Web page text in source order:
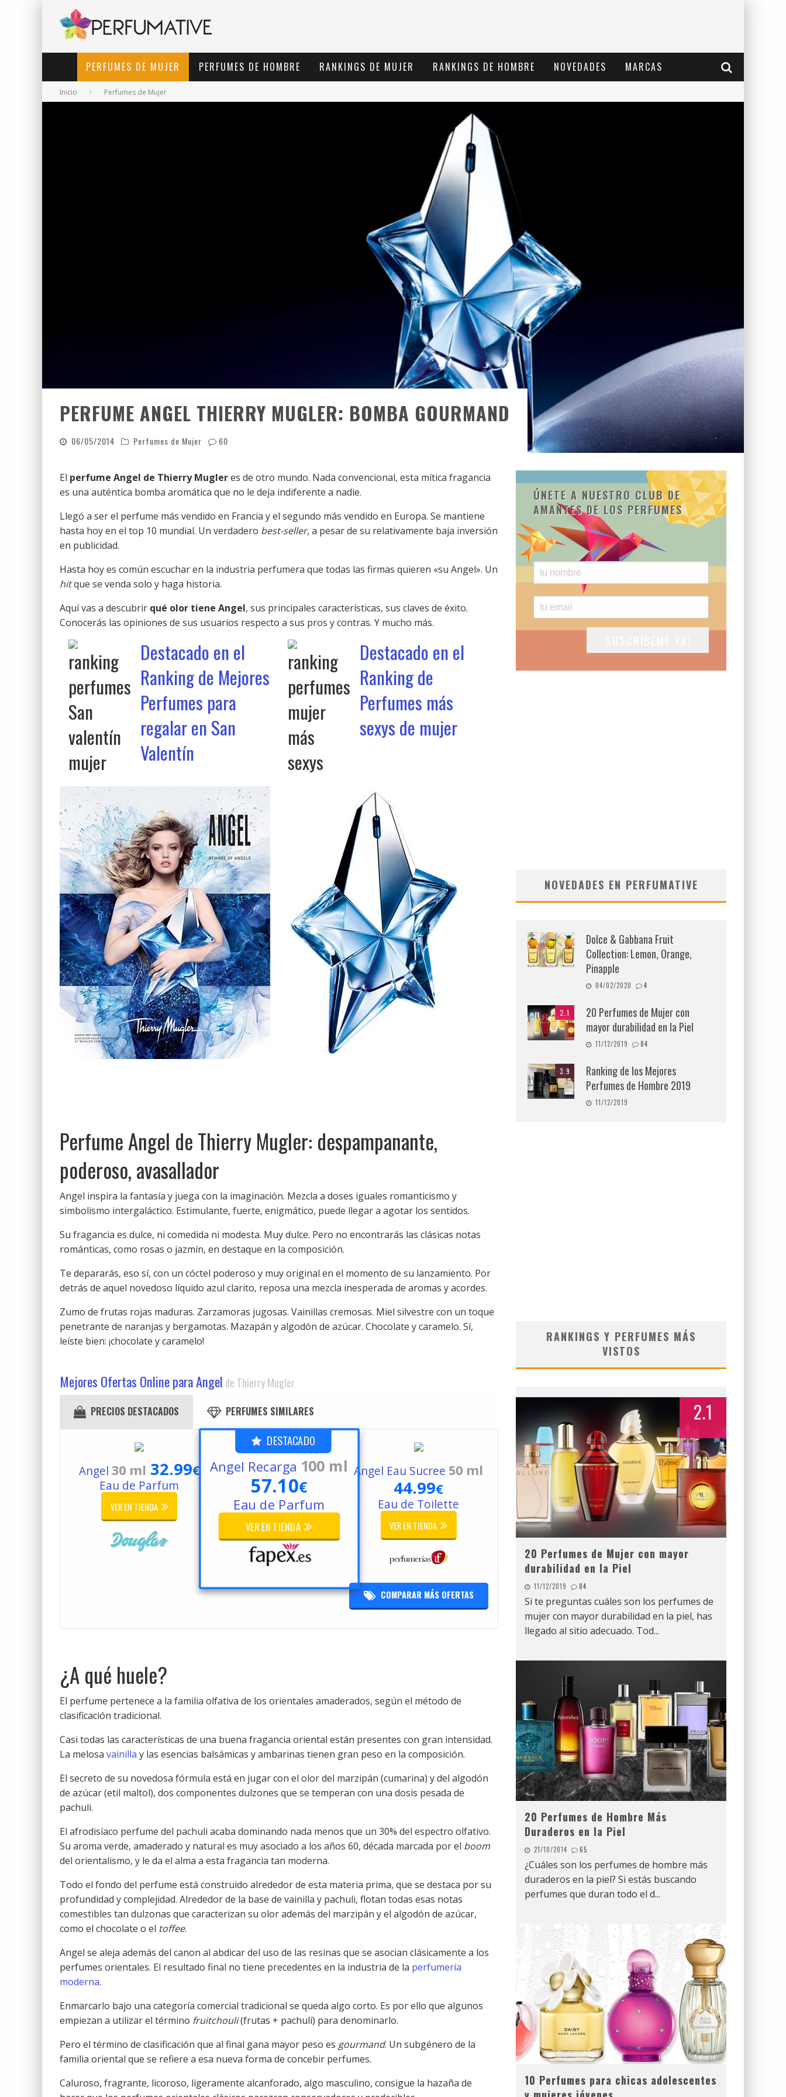
PERFUMES DE MUJER PERFUMES DE HOMBRE RANKINGS DE MUJER RANKINGS DE HOMBRE NOVEDADES MARCAS
Inicio Perfumes de Mujer
PERFUME ANGEL THIERRY MUGLER: BOMBA GOURMAND
06/05/2014 Perfumes de Mujer 60
El perfume Angel de Thierry Mugleres de otro mundo. Nada convencional, esta mítica fragancia
es una auténtica bomba aromática que no le deja indiferente a nadie.
Llegó a ser el perfume más vendido en Francia y el segundo más vendido en Europa. Se mantiene
hasta hoy en el top 10 mundial. Un verdadero best-seller, a pesar de su relativamente baja inversión
en publicidad.
Hasta hoy es común escuchar en la industria perfumera que todas las firmas quieren «su Angel». Un
hitque se venda solo y haga historia.
Aquí vas a descubrir qué olor tiene Angel, sus principales características, sus claves de éxito.
Conocerás las opiniones de sus usuarios respecto a sus pros y contras. Y mucho más.
Destacado en el
Ranking de Mejores
Perfumes para
regalar en San
Valentín
Destacado en el
Ranking de
Perfumes más
sexys de mujer
Perfume Angel de Thierry Mugler: despampanante,
poderoso, avasallador
Angel inspira la fantasía y juega con la imaginación. Mezcla a doses iguales romanticismo y
simbolismo intergaláctico. Estimulante, fuerte, enigmático, puede llegar a agotar los sentidos.
Su fragancia es dulce, ni comedida ni modesta. Muy dulce. Pero no encontrarás las clásicas notas
románticas, como rosas o jazmín, en destaque en la composición.
Te depararás, eso sí, con un cóctel poderoso y muy original en el momento de su lanzamiento. Por
detrás de aquel novedoso líquido azul clarito, reposa una mezcla inesperada de aromas y acordes.
Zumo de frutas rojas maduras. Zarzamoras jugosas. Vainillas cremosas. Miel silvestre con un toque
penetrante de naranjas y bergamotas. Mazapán y algodón de azúcar. Chocolate y caramelo. Sí,
leíste bien: ¡chocolate y caramelo!
Mejores Ofertas Online para Angel de Thierry Mugler
PRECIOS DESTACADOS PERFUMES SIMILARES
Angel 30 ml 32.99€
Eau de Parfum
VER EN TIENDA
DESTACADO
Angel Recarga 100 ml
57.10€
Eau de Parfum
VER EN TIENDA
Angel Eau Sucree 50 ml
44.99€
Eau de Toilette
VER EN TIENDA
COMPARAR MÁS OFERTAS
¿A qué huele?
El perfume pertenece a la familia olfativa de los orientales amaderados, según el método de
clasificación tradicional.
Casi todas las características de una buena fragancia oriental están presentes con gran intensidad.
La melosa vainilla y las esencias balsámicas y ambarinas tienen gran peso en la composición.
El secreto de su novedosa fórmula está en jugar con el olor del marzipán (cumarina) y del algodón
de azúcar (etil maltol), dos componentes dulzones que se temperan con una dosis pesada de
pachuli.
El afrodisíaco perfume del pachuli acaba dominando nada menos que un 30% del espectro olfativo.
Su aroma verde, amaderado y natural es muy asociado a los años 60, década marcada por el boom
del orientalismo, y le da el alma a esta fragancia tan moderna.
Todo el fondo del perfume está construido alrededor de esta materia prima, que se destaca por su
profundidad y complejidad. Alrededor de la base de vainilla y pachuli, flotan todas esas notas
comestibles tan dulzonas que caracterizan su olor además del marzipán y el algodón de azúcar,
como el chocolate o el toffee.
Angel se aleja además del canon al abdicar del uso de las resinas que se asocian clásicamente a los
perfumes orientales. El resultado final no tiene precedentes en la industria de la perfumería
moderna.
Enmarcarlo bajo una categoría comercial tradicional se queda algo corto. Es por ello que algunos
empiezan a utilizar el término fruitchouli(frutas + pachulí) para denominarlo.
Pero el término de clasificación que al final gana mayor peso es gourmand. Un subgénero de la
familia oriental que se refiere a esa nueva forma de concebir perfumes.
Caluroso, fragrante, licoroso, ligeramente alcanforado, algo masculino, consigue la hazaña de
ÚNETE A NUESTRO CLUB DE
AMANTES DE LOS PERFUMES
NOVEDADES EN PERFUMATIVE
Dolce & Gabbana Fruit
Collection: Lemon, Orange,
Pinapple
04/02/2020 4
2.1
20 Perfumes de Mujer con
mayor durabilidad en la Piel
11/12/2019 84
3.9
Ranking de los Mejores
Perfumes de Hombre 2019
11/12/2019
RANKINGS Y PERFUMES MÁS
VISTOS
2.1
20 Perfumes de Mujer con mayor
durabilidad en la Piel
11/12/2019 84
Si te preguntas cuáles son los perfumes de
mujer con mayor durabilidad en la piel, has
llegado al sitio adecuado. Tod...
20 Perfumes de Hombre Más
Duraderos en la Piel
21/10/2014 65
¿Cuáles son los perfumes de hombre más
duraderos en la piel? Si estás buscando
perfumes que duran todo el d...
10 Perfumes para chicas adolescentes